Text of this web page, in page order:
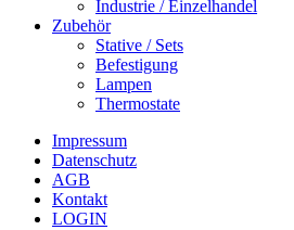
Industrie / Einzelhandel
Zubehör
Stative / Sets
Befestigung
Lampen
Thermostate
Impressum
Datenschutz
AGB
Kontakt
LOGIN